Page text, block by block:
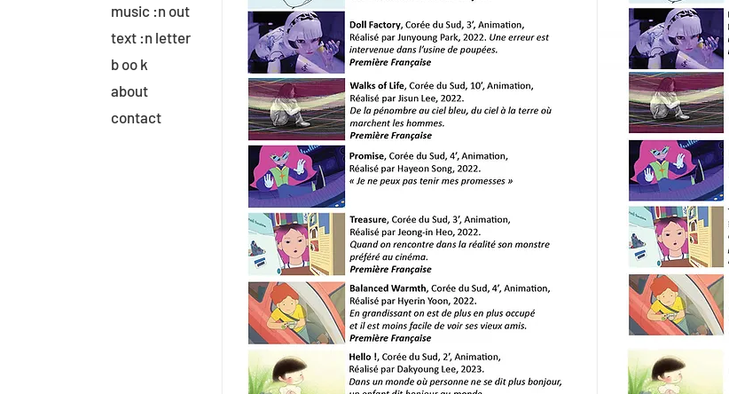
music :n out
text :n letter
b oo k
about
contact